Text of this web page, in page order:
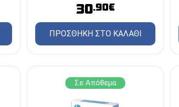
30.90€
ΠΡΟΣΘΗΚΗ ΣΤΟ ΚΑΛΑΘΙ
Σε Απόθεμα